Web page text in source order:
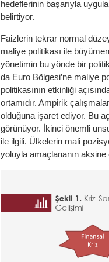
hedeflerinin başarıyla
belirtiyor.
Faizlerin tekrar normal
maliye politikası ile
yönetimin bu yönde bir
da Euro Bölgesi’ne maliye
politikasının etkinliği
ortamıdır. Ampirik
olduğuna işaret ediyor. Bu
görünüyor. İkinci önemli
ile ilgili. Ülkelerin mali
yoluyla amaçlananın